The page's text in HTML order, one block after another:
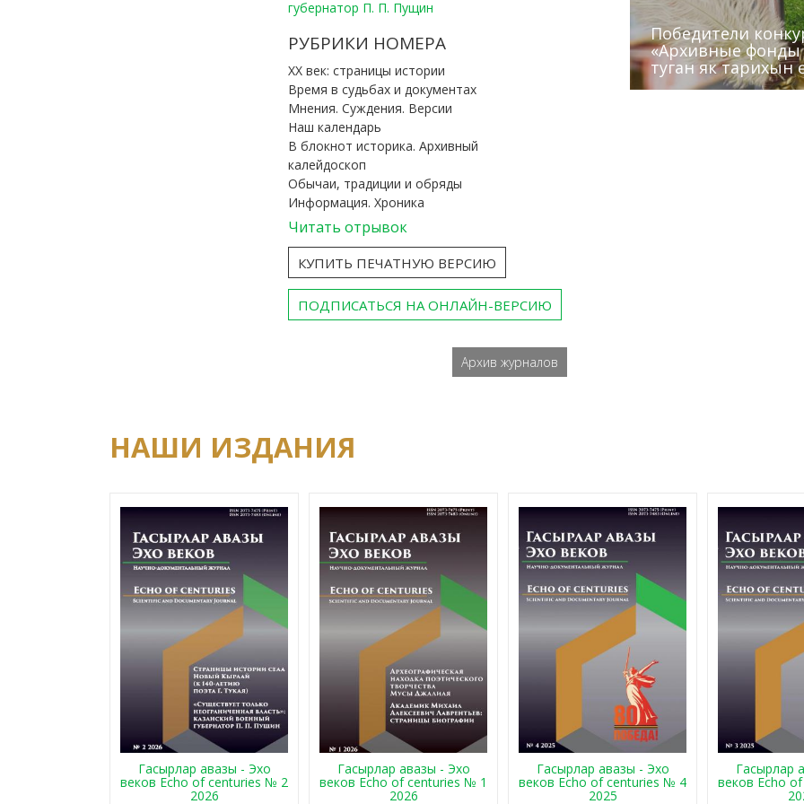
губернатор П. П. Пущин
РУБРИКИ НОМЕРА
ХХ век: страницы истории
Время в судьбах и документах
Мнения. Суждения. Версии
Наш календарь
В блокнот историка. Архивный
калейдоскоп
Обычаи, традиции и обряды
Информация. Хроника
Читать отрывок
КУПИТЬ ПЕЧАТНУЮ ВЕРСИЮ
ПОДПИСАТЬСЯ НА ОНЛАЙН-ВЕРСИЮ
Архив журналов
Победители
«Архивные фонды
туган як тарихын
Архивисты
Госархива
Сотрудники
Эхо веков»
(КХТИ)
«Мир архивов
НАШИ ИЗДАНИЯ
Гасырлар авазы - Эхо
веков Echo of centuries № 2
2026
Гасырлар авазы - Эхо
веков Echo of centuries № 1
2026
Гасырлар авазы - Эхо
веков Echo of centuries № 4
2025
Гасырлар
веков Echo